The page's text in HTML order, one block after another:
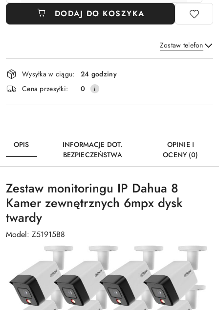
DODAJ DO KOSZYKA
Zostaw telefon
Wyślij
Dostępność
i
dostawa
Wysyłka w ciągu:
24 godziny
Cena przesyłki:
0
OPIS
INFORMACJE DOT.
BEZPIECZEŃSTWA
OPINIE I
OCENY (0)
Zestaw monitoringu IP Dahua 8
Kamer zewnętrznych 6mpx dysk
twardy
Model: Z51915B8